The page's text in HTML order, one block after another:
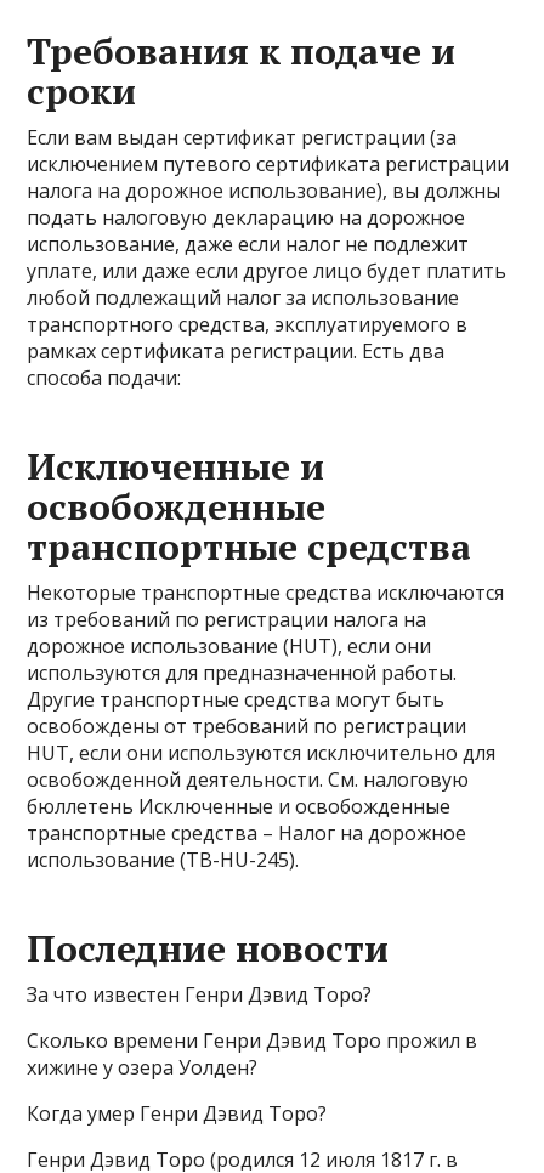
Требования к подаче и
сроки
Если вам выдан сертификат регистрации (за
исключением путевого сертификата регистрации
налога на дорожное использование), вы должны
подать налоговую декларацию на дорожное
использование, даже если налог не подлежит
уплате, или даже если другое лицо будет платить
любой подлежащий налог за использование
транспортного средства, эксплуатируемого в
рамках сертификата регистрации. Есть два
способа подачи:
Исключенные и
освобожденные
транспортные средства
Некоторые транспортные средства исключаются
из требований по регистрации налога на
дорожное использование (HUT), если они
используются для предназначенной работы.
Другие транспортные средства могут быть
освобождены от требований по регистрации
HUT, если они используются исключительно для
освобожденной деятельности. См. налоговую
бюллетень Исключенные и освобожденные
транспортные средства – Налог на дорожное
использование (TB-HU-245).
Последние новости
За что известен Генри Дэвид Торо?
Сколько времени Генри Дэвид Торо прожил в
хижине у озера Уолден?
Когда умер Генри Дэвид Торо?
Генри Дэвид Торо (родился 12 июля 1817 г. в